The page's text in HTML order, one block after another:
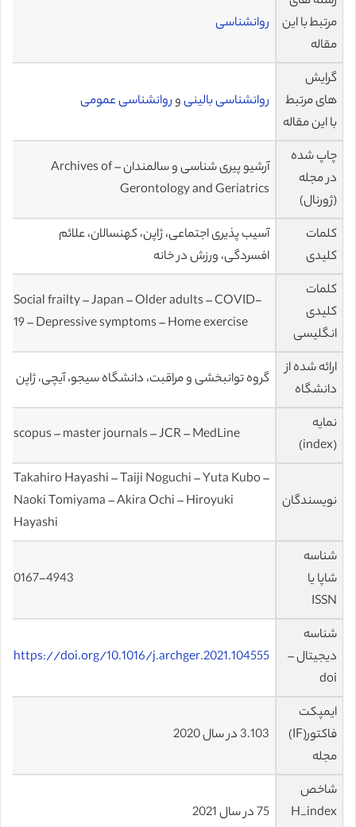
مرتبط با این
مقاله
روانشناسی
گرایش
های مرتبط
با این مقاله
روانشناسی بالینیوروانشناسی عمومی
چاپ شده
در مجله
(ژورنال)
آرشیو پیری شناسی و سالمندان – Archives of
Gerontology and Geriatrics
کلمات
کلیدی
آسیب پذیری اجتماعی، ژاپن، کهنسالان، علائم
افسردگی، ورزش در خانه
کلمات
کلیدی
انگلیسی
Social frailty – Japan – Older adults – COVID-
19 – Depressive symptoms – Home exercise
ارائه شده از
دانشگاه
گروه توانبخشی و مراقبت، دانشگاه سیجو، آیچی، ژاپن
نمایه
(index)
scopus – master journals – JCR – MedLine
نویسندگان
Takahiro Hayashi – Taiji Noguchi – Yuta Kubo –
Naoki Tomiyama – Akira Ochi – Hiroyuki
Hayashi
شناسه
شاپا یا
ISSN
0167-4943
شناسه
دیجیتال –
doi
https://doi.org/10.1016/j.archger.2021.104555
ایمپکت
فاکتور(IF)
مجله
3.103 در سال 2020
شاخص
H_index
75 در سال 2021